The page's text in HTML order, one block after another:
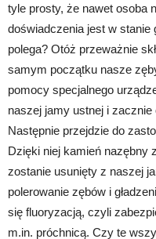
tyle prosty, że nawet osoba
doświadczenia jest w stanie
polega? Otóż przeważnie
samym początku nasze
pomocy specjalnego
naszej jamy ustnej i
Następnie przejdzie do
Dzięki niej kamień nazębny
zostanie usunięty z naszej
polerowanie zębów i
się fluoryzacją, czyli
m.in. próchnicą. Czy te